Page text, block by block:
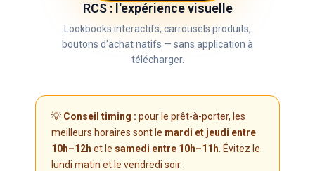
RCS : l'expérience visuelle
Lookbooks interactifs, carrousels produits,
boutons d'achat natifs — sans application à
télécharger.
💡 Conseil timing : pour le prêt-à-porter, les
meilleurs horaires sont le mardi et jeudi entre
10h–12h et le samedi entre 10h–11h . Évitez le
lundi matin et le vendredi soir.